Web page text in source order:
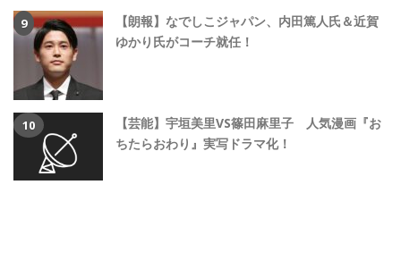
【朗報】なでしこジャパン、内田篤人氏＆近賀
ゆかり氏がコーチ就任！
【芸能】宇垣美里VS篠田麻里子 人気漫画『お
ちたらおわり』実写ドラマ化！